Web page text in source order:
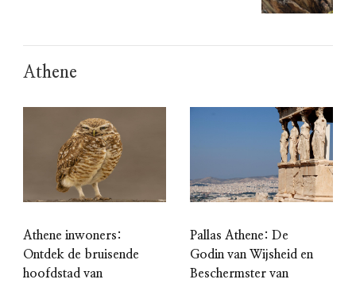
Athene
Athene inwoners:
Ontdek de bruisende
hoofdstad van
Pallas Athene: De
Godin van Wijsheid en
Beschermster van